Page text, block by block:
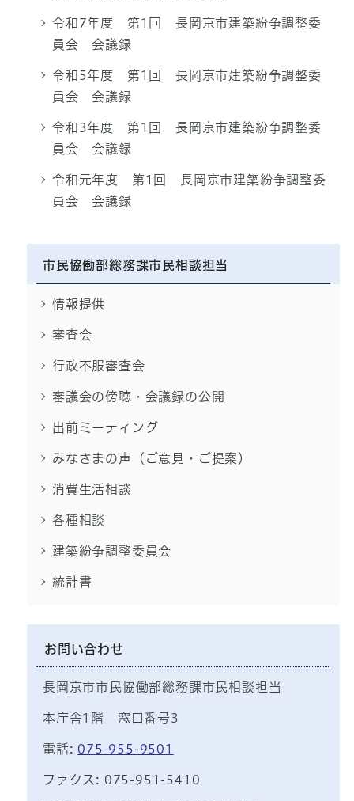
令和7年度 第1回 長岡京市建築紛争調整委
員会 会議録
令和5年度 第1回 長岡京市建築紛争調整委
員会 会議録
令和3年度 第1回 長岡京市建築紛争調整委
員会 会議録
令和元年度 第1回 長岡京市建築紛争調整委
員会 会議録
市民協働部総務課市民相談担当
情報提供
審査会
行政不服審査会
審議会の傍聴・会議録の公開
出前ミーティング
みなさまの声（ご意見・ご提案）
消費生活相談
各種相談
建築紛争調整委員会
統計書
お問い合わせ
長岡京市市民協働部総務課市民相談担当
本庁舎1階 窓口番号3
電話: 075-955-9501
ファクス: 075-951-5410